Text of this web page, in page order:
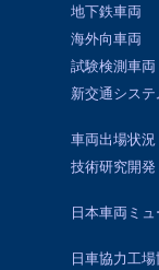
地下鉄車両
海外向車両
試験検測車両
新交通シス
車両出場状況
技術研究開発
日本車両ミ
日車協力工